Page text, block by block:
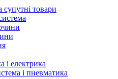
супутні товари
і електрика
і пневматика